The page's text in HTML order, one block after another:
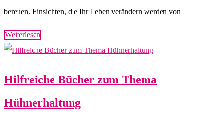
bereuen. Einsichten, die Ihr Leben verändern werden von
Weiterlesen
Hilfreiche Bücher zum Thema
Hühnerhaltung